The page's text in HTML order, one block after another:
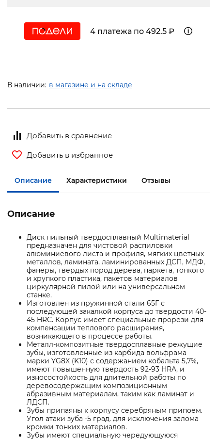
4 платежа по 492.5 ₽
В наличии: в магазине и на складе
Добавить в сравнение
Добавить в избранное
Описание Характеристики Отзывы
Описание
Диск пильный твердосплавный Multimaterial
предназначен для чистовой распиловки
алюминиевого листа и профиля, мягких цветных
металлов, ламината, ламинированных ДСП, МДФ,
фанеры, твердых пород дерева, паркета, тонкого
и хрупкого пластика, пакетов материалов
циркулярной пилой или на универсальном
станке.
Изготовлен из пружинной стали 65Г с
последующей закалкой корпуса до твердости 40-
45 HRC. Корпус имеет специальные прорези для
компенсации теплового расширения,
возникающего в процессе работы.
Металл-композитные твердосплавные режущие
зубы, изготовленные из карбида вольфрама
марки YG8X (K10) с содержанием кобальта 5,7%,
имеют повышенную твердость 92-93 HRA, и
износостойкость для длительной работы по
деревосодержащим композиционным
абразивным материалам, таким как ламинат и
ЛДСП.
Зубы припаяны к корпусу серебряным припоем.
Угол атаки зуба -5 град. для исключения залома
кромки тонких материалов.
Зубы имеют специальную чередующуюся